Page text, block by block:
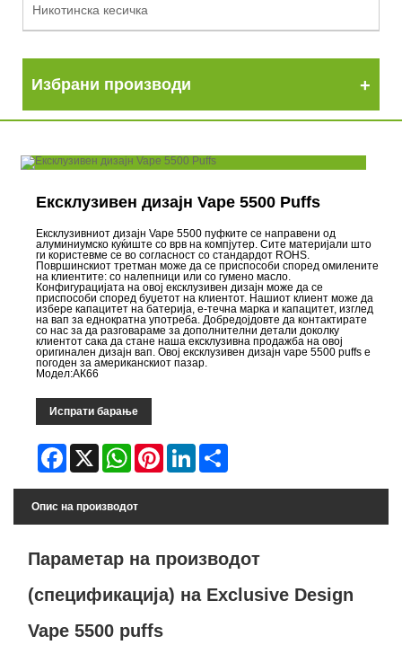
Никотинска кесичка
Избрани производи
Ексклузивен дизајн Vape 5500 Puffs
Ексклузивниот дизајн Vape 5500 пуфките се направени од
алуминиумско куќиште со врв на компјутер. Сите материјали што
ги користевме се во согласност со стандардот ROHS.
Површинскиот третман може да се приспособи според омилените
на клиентите: со налепници или со гумено масло.
Конфигурацијата на овој ексклузивен дизајн може да се
приспособи според буџетот на клиентот. Нашиот клиент може да
избере капацитет на батерија, е-течна марка и капацитет, изглед
на вап за еднократна употреба. Добредојдовте да контактирате
со нас за да разговараме за дополнителни детали доколку
клиентот сака да стане наша ексклузивна продажба на овој
оригинален дизајн вап. Овој ексклузивен дизајн vape 5500 puffs е
погоден за американскиот пазар.
Модел:АК66
Испрати барање
Facebook
X WhatsAppPinterestLinkedIn
Опис на производот
Параметар на производот
(спецификација) на Exclusive Design
Vape 5500 puffs